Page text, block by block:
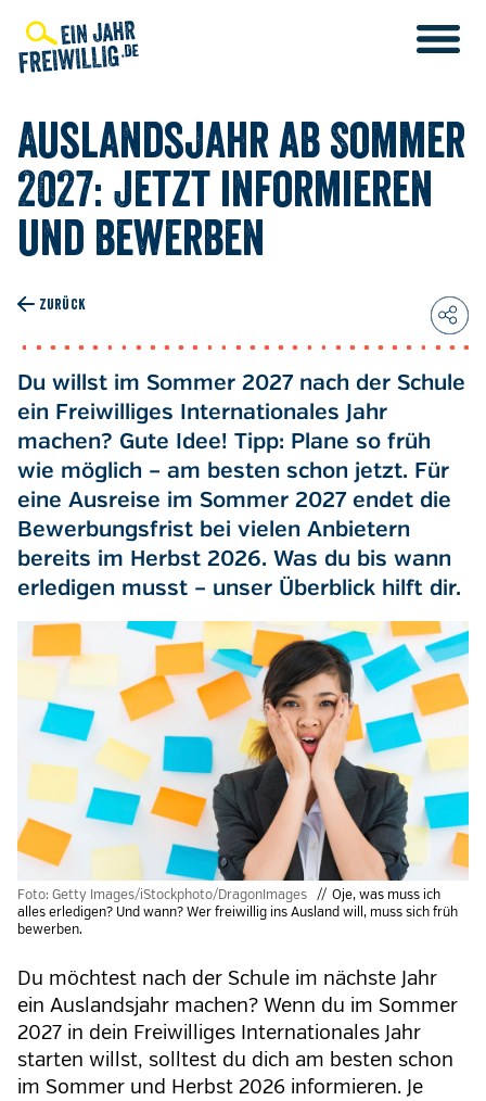
zum
Inhalt
Auslandsjahr ab Sommer
2027: Jetzt informieren
und bewerben
ZURÜCK
Du willst im Sommer 2027 nach der Schule
ein Freiwilliges Internationales Jahr
machen? Gute Idee! Tipp: Plane so früh
wie möglich – am besten schon jetzt. Für
eine Ausreise im Sommer 2027 endet die
Bewerbungsfrist bei vielen Anbietern
bereits im Herbst 2026. Was du bis wann
erledigen musst – unser Überblick hilft dir.
Foto: Getty Images/iStockphoto/DragonImages
Oje, was muss ich
alles erledigen? Und wann? Wer freiwillig ins Ausland will, muss sich früh
bewerben.
Du möchtest nach der Schule im nächste Jahr
ein Auslandsjahr machen? Wenn du im Sommer
2027 in dein Freiwilliges Internationales Jahr
starten willst, solltest du dich am besten schon
im Sommer und Herbst 2026 informieren. Je